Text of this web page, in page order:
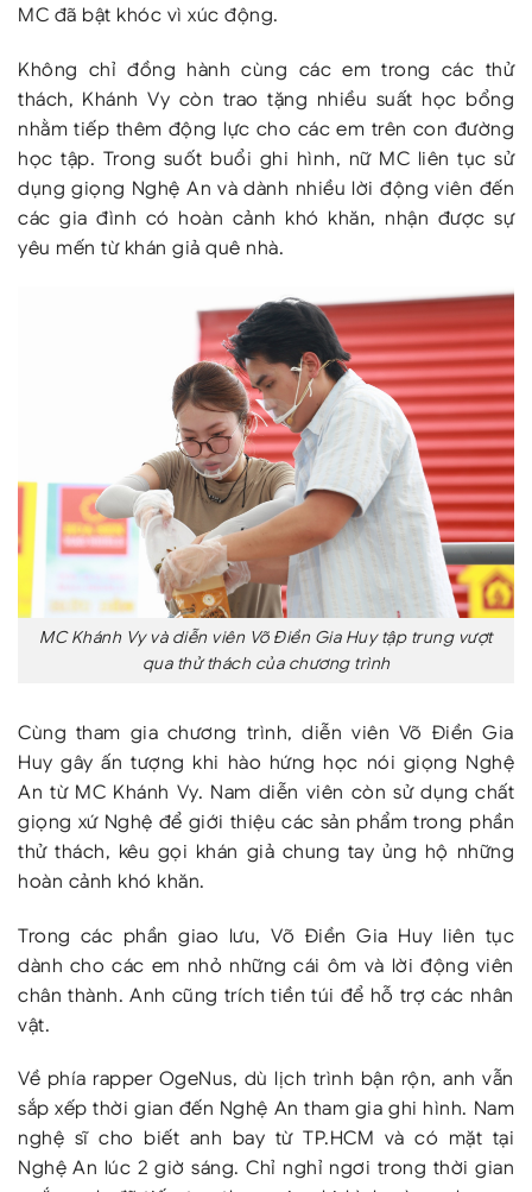
MC đã bật khóc vì xúc động.
Không chỉ đồng hành cùng các em trong các thử
thách, Khánh Vy còn trao tặng nhiều suất học bổng
nhằm tiếp thêm động lực cho các em trên con đường
học tập. Trong suốt buổi ghi hình, nữ MC liên tục sử
dụng giọng Nghệ An và dành nhiều lời động viên đến
các gia đình có hoàn cảnh khó khăn, nhận được sự
yêu mến từ khán giả quê nhà.
MC Khánh Vy và diễn viên Võ Điền Gia Huy tập trung vượt
qua thử thách của chương trình
Cùng tham gia chương trình, diễn viên Võ Điền Gia
Huy gây ấn tượng khi hào hứng học nói giọng Nghệ
An từ MC Khánh Vy. Nam diễn viên còn sử dụng chất
giọng xứ Nghệ để giới thiệu các sản phẩm trong phần
thử thách, kêu gọi khán giả chung tay ủng hộ những
hoàn cảnh khó khăn.
Trong các phần giao lưu, Võ Điền Gia Huy liên tục
dành cho các em nhỏ những cái ôm và lời động viên
chân thành. Anh cũng trích tiền túi để hỗ trợ các nhân
vật.
Về phía rapper OgeNus, dù lịch trình bận rộn, anh vẫn
sắp xếp thời gian đến Nghệ An tham gia ghi hình. Nam
nghệ sĩ cho biết anh bay từ TP.HCM và có mặt tại
Nghệ An lúc 2 giờ sáng. Chỉ nghỉ ngơi trong thời gian